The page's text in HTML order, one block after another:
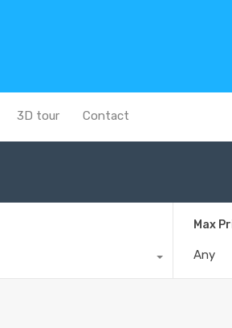
3D tour Contact
Max
Any